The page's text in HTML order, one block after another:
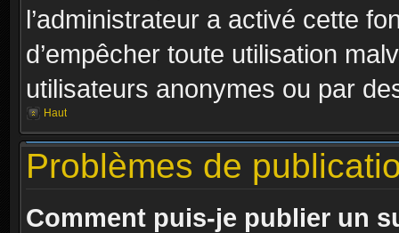
l’administrateur a activé cette
d’empêcher toute utilisation
utilisateurs anonymes ou par
Haut
Problèmes de
Comment puis-je publier un